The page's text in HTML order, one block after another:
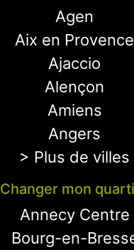
Agen
Aix en Provence
Ajaccio
Alençon
Amiens
Angers
> Plus de villes
Changer mon
Annecy Centre
Bourg-en-